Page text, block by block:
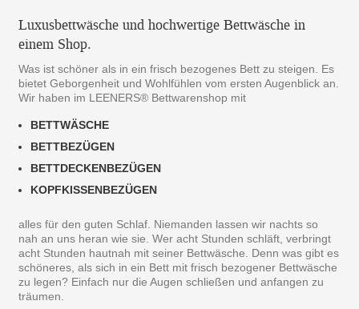
Luxusbettwäsche und hochwertige Bettwäsche in
einem Shop.
Was ist schöner als in ein frisch bezogenes Bett zu steigen. Es
bietet Geborgenheit und Wohlfühlen vom ersten Augenblick an.
Wir haben im LEENERS® Bettwarenshop mit
BETTWÄSCHE
BETTBEZÜGEN
BETTDECKENBEZÜGEN
KOPFKISSENBEZÜGEN
alles für den guten Schlaf. Niemanden lassen wir nachts so
nah an uns heran wie sie. Wer acht Stunden schläft, verbringt
acht Stunden hautnah mit seiner Bettwäsche. Denn was gibt es
schöneres, als sich in ein Bett mit frisch bezogener Bettwäsche
zu legen? Einfach nur die Augen schließen und anfangen zu
träumen.